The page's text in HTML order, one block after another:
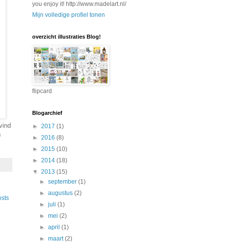
you enjoy it! http://www.madelart.nl/
Mijn volledige profiel tonen
overzicht illustraties Blog!
flipcard
Blogarchief
► 2017 (1)
► 2016 (8)
► 2015 (10)
► 2014 (18)
▼ 2013 (15)
►september(1)
►augustus(2)
►juli(1)
►mei(2)
►april(1)
►maart(2)